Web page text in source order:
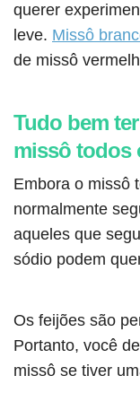
querer
leve. Missô
de missô
Tudo bem
missô todos
Embora o missô
normalmente
aqueles que
sódio podem
Os feijões são
Portanto, você
missô se tiver